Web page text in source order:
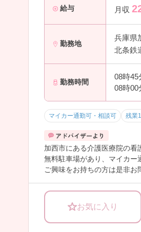
給与 月収
勤務地
兵庫県
北条鉄
勤務時間
08時45
08時00
マイカー通勤可・相談可 残業
加西市にある介護医療院の看
無料駐車場があり、マイカ
ご興味をお持ちの方は是非お
お気に入り